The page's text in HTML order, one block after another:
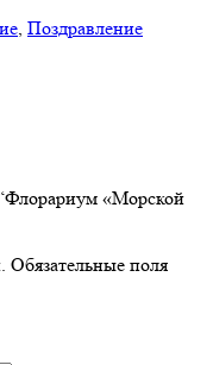
, Поздравление
«Морской
Обязательные поля